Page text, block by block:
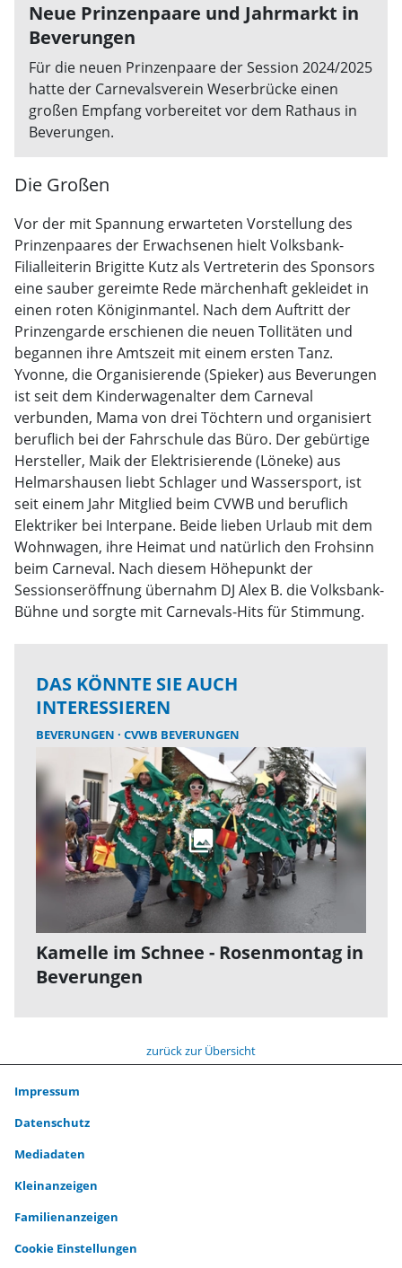
Neue Prinzenpaare und Jahrmarkt in
Beverungen
Für die neuen Prinzenpaare der Session 2024/2025
hatte der Carnevalsverein Weserbrücke einen
großen Empfang vorbereitet vor dem Rathaus in
Beverungen.
Die Großen
Vor der mit Spannung erwarteten Vorstellung des
Prinzenpaares der Erwachsenen hielt Volksbank-
Filialleiterin Brigitte Kutz als Vertreterin des Sponsors
eine sauber gereimte Rede märchenhaft gekleidet in
einen roten Königinmantel. Nach dem Auftritt der
Prinzengarde erschienen die neuen Tollitäten und
begannen ihre Amtszeit mit einem ersten Tanz.
Yvonne, die Organisierende (Spieker) aus Beverungen
ist seit dem Kinderwagenalter dem Carneval
verbunden, Mama von drei Töchtern und organisiert
beruflich bei der Fahrschule das Büro. Der gebürtige
Hersteller, Maik der Elektrisierende (Löneke) aus
Helmarshausen liebt Schlager und Wassersport, ist
seit einem Jahr Mitglied beim CVWB und beruflich
Elektriker bei Interpane. Beide lieben Urlaub mit dem
Wohnwagen, ihre Heimat und natürlich den Frohsinn
beim Carneval. Nach diesem Höhepunkt der
Sessionseröffnung übernahm DJ Alex B. die Volksbank-
Bühne und sorgte mit Carnevals-Hits für Stimmung.
DAS KÖNNTE SIE AUCH
INTERESSIEREN
BEVERUNGEN CVWB BEVERUNGEN
Kamelle im Schnee - Rosenmontag in
Beverungen
zurück zur Übersicht
Impressum
Datenschutz
Mediadaten
Kleinanzeigen
Familienanzeigen
Cookie Einstellungen